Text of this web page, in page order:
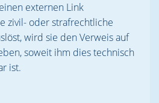
externen Link
zivil- oder strafrechtliche
wird sie den Verweis auf
soweit ihm dies technisch
ist.